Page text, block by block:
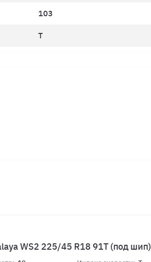
103
T
WS2 225/45 R18 91T (под шип)